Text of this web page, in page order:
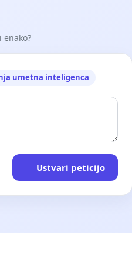
umetna inteligenca
Ustvari peticijo